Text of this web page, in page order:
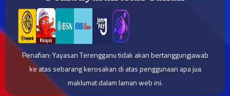
Penafian: Yayasan Terengganu tidak akan bertanggungjawab
ke atas sebarang kerosakan di atas penggunaan apa jua
maklumat dalam laman web ini.